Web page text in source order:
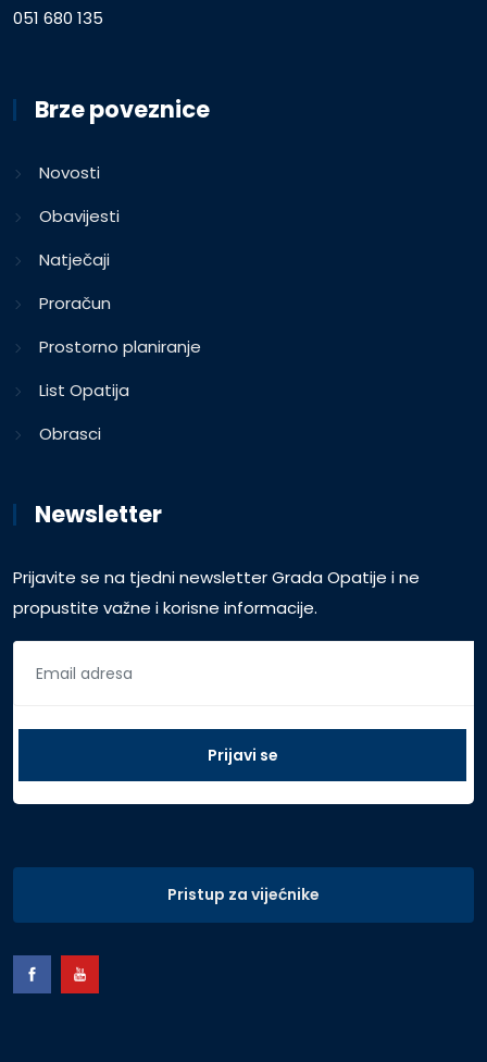
051 680 135
Brze poveznice
Novosti
Obavijesti
Natječaji
Proračun
Prostorno planiranje
List Opatija
Obrasci
Newsletter
Prijavite se na tjedni newsletter Grada Opatije i ne
propustite važne i korisne informacije.
Pristup za vijećnike